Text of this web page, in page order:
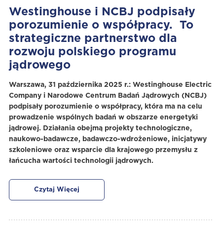
Westinghouse i NCBJ podpisały
porozumienie o współpracy. To
strategiczne partnerstwo dla
rozwoju polskiego programu
jądrowego
Warszawa, 31 października 2025 r.: Westinghouse Electric
Company i Narodowe Centrum Badań Jądrowych (NCBJ)
podpisały porozumienie o współpracy, która ma na celu
prowadzenie wspólnych badań w obszarze energetyki
jądrowej. Działania obejmą projekty technologiczne,
naukowo-badawcze, badawczo-wdrożeniowe, inicjatywy
szkoleniowe oraz wsparcie dla krajowego przemysłu z
łańcucha wartości technologii jądrowych.
Czytaj Więcej